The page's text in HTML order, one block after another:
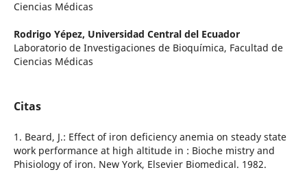
Ciencias Médicas
Rodrigo Yépez, Universidad Central del Ecuador
Laboratorio de Investigaciones de Bioquímica, Facultad de
Ciencias Médicas
Citas
1. Beard, J.: Effect of iron deficiency anemia on steady state
work performance at high altitude in : Bioche mistry and
Phisiology of iron. New York, Elsevier Biomedical. 1982.